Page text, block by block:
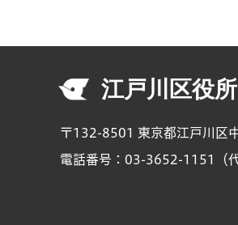
江戸川区役所
〒132-8501 東京都江戸川区
電話番号：03-3652-1151（代